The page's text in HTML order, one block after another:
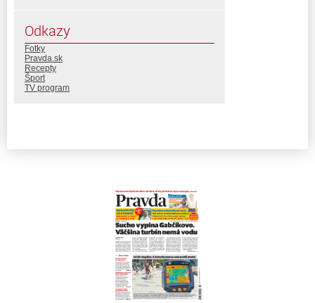
Odkazy
Fotky
Pravda.sk
Recepty
Šport
TV program